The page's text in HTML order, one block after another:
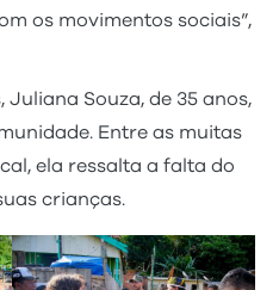
os movimentos sociais”,
Juliana Souza, de 35 anos,
Entre as muitas
ela ressalta a falta do
crianças.